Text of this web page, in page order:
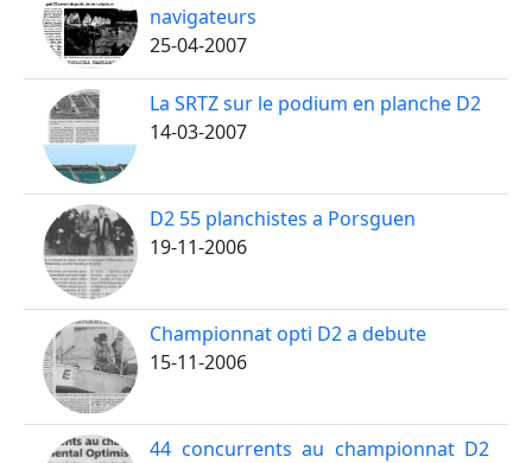
navigateurs
25-04-2007
La SRTZ sur le podium en planche D2
14-03-2007
D2 55 planchistes a Porsguen
19-11-2006
Championnat opti D2 a debute
15-11-2006
44 concurrents au championnat D2